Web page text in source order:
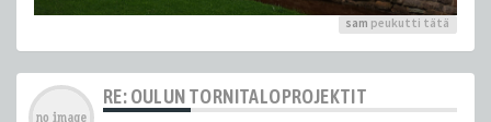
sam peukutti tätä
RE: OULUN TORNITALOPROJEKTIT